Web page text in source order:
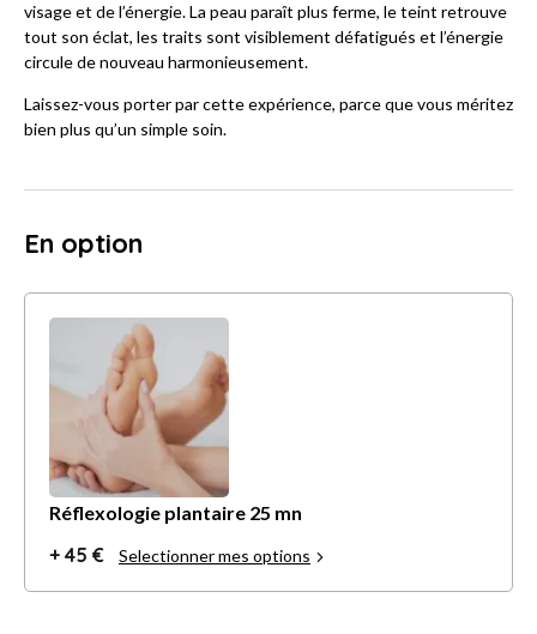
visage et de l’énergie. La peau paraît plus ferme, le teint retrouve
tout son éclat, les traits sont visiblement défatigués et l’énergie
circule de nouveau harmonieusement.
Laissez-vous porter par cette expérience, parce que vous méritez
bien plus qu’un simple soin.
En option
Réflexologie plantaire 25 mn
+ 45 € Selectionner mes options